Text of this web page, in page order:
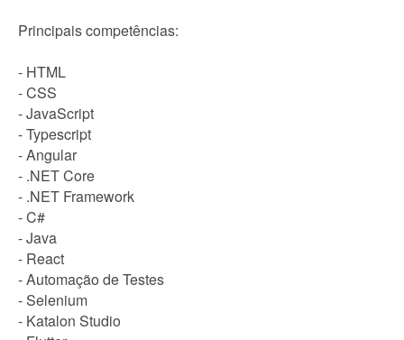
Principais competências:
- HTML
- CSS
- JavaScript
- Typescript
- Angular
- .NET Core
- .NET Framework
- C#
- Java
- React
- Automação de Testes
- Selenium
- Katalon Studio